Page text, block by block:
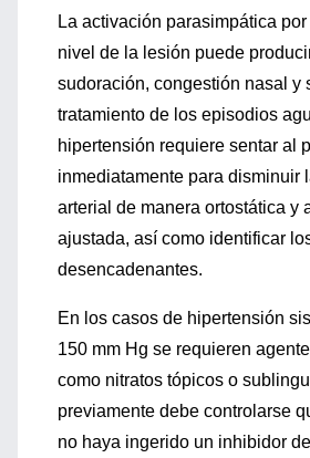
La activación parasimpática por
nivel de la lesión puede
sudoración, congestión nasal y
tratamiento de los episodios
hipertensión requiere sentar al
inmediatamente para disminuir
arterial de manera ortostática y
ajustada, así como identificar
desencadenantes.
En los casos de hipertensión
150 mm Hg se requieren
como nitratos tópicos o
previamente debe controlarse
no haya ingerido un inhibidor